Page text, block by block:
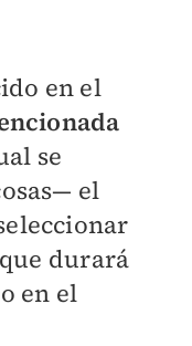
en el
se
el
durará
en el